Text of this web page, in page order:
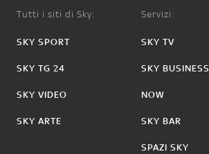
Tutti i siti di Sky:
SKY SPORT
SKY TG 24
SKY VIDEO
SKY ARTE
Servizi:
SKY TV
SKY BUSINESS
NOW
SKY BAR
SPAZI SKY